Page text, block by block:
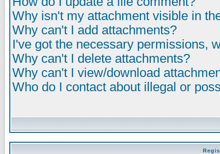
Why isn't my attachment visible in
Why can't I add attachments?
I've got the necessary permissions,
Why can't I delete attachments?
Why can't I view/download
Who do I contact about illegal or